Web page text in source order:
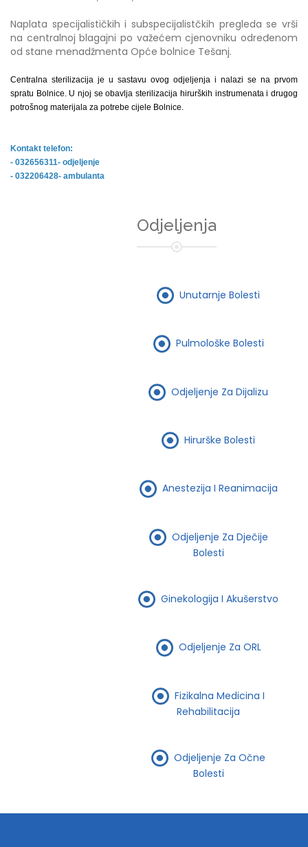
Naplata specijalističkih i subspecijalistčkih pregleda se vrši
na centralnoj blagajni po važećem cjenovniku određenom
od stane menadžmenta Opće bolnice Tešanj.
Centralna sterilizacija je u sastavu ovog odjeljenja i nalazi se na prvom
spratu Bolnice. U njoj se obavlja sterilizacija hirurških instrumenata i drugog
potrošnog materijala za potrebe cijele Bolnice.
Kontakt telefon:
- 032656311- odjeljenje
- 032206428- ambulanta
Odjeljenja
Unutarnje Bolesti
Pulmološke Bolesti
Odjeljenje Za Dijalizu
Hirurške Bolesti
Anestezija I Reanimacija
Odjeljenje Za Dječije
Bolesti
Ginekologija I Akušerstvo
Odjeljenje Za ORL
Fizikalna Medicina I
Rehabilitacija
Odjeljenje Za Očne
Bolesti